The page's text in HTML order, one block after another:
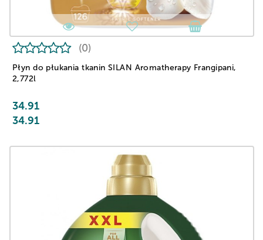
Płyn do płukania tkanin SILAN Aromatherapy Frangipani,
2,772l
(0)
34.91
34.91